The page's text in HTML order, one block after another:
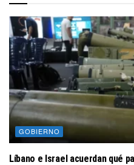
GOBIERNO
Líbano e Israel acuerdan qué